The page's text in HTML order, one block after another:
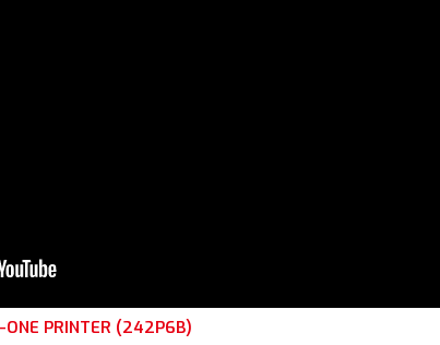
ONE PRINTER (242P6B)